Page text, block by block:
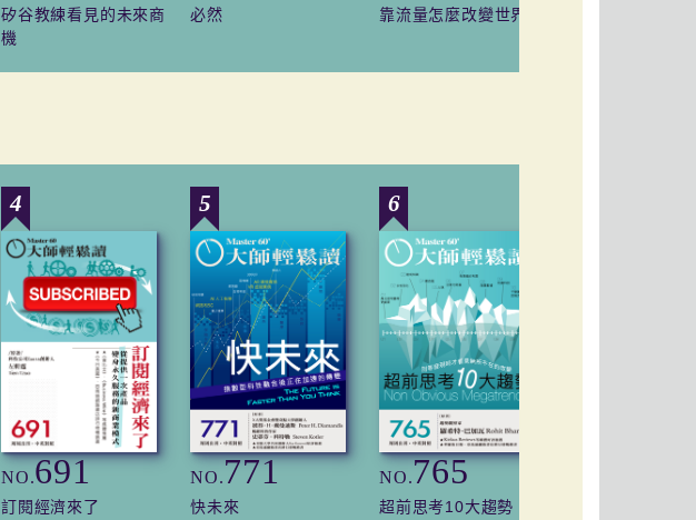
矽谷教練看見的未來商
機
必然 靠流量怎麼改變世界？
4
NO.691
訂閱經濟來了
5
NO.771
快未來
6
NO.765
超前思考10大趨勢